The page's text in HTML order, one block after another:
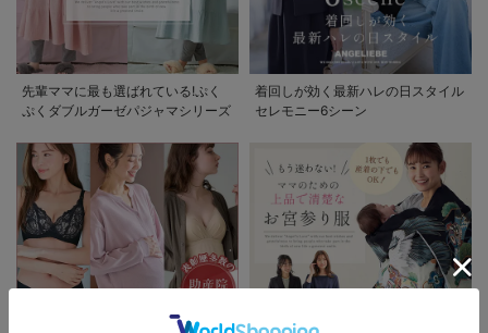
先輩ママに最も選ばれている!ぷく
ぷくダブルガーゼパジャマシリーズ
着回しが効く最新ハレの日スタイル
セレモニー6シーン